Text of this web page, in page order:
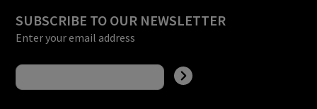
SUBSCRIBE TO OUR NEWSLETTER
Enter your email address